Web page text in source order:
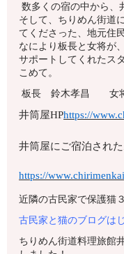
数多くの宿の中から、
そして、ちりめん街道
てくださった、地元住
なにより板長と女将が
サポートしてくれたス
こめて。
板長 鈴木孝昌 女
井筒屋HPhttps://
井筒屋にご宿泊され
https://
近隣の古民家で保護猫
古民家と猫のブログは
ちりめん街道料理旅館